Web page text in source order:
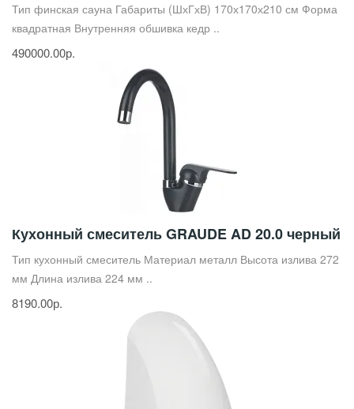
Тип финская сауна Габариты (ШхГхВ) 170х170х210 см Форма
квадратная Внутренняя обшивка кедр ..
490000.00р.
Кухонный смеситель GRAUDE AD 20.0 черный
Тип кухонный смеситель Материал металл Высота излива 272
мм Длина излива 224 мм ..
8190.00р.